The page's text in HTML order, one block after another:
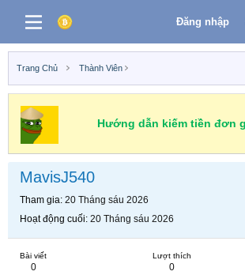
Đăng nhập
Trang Chủ Thành Viên
Hướng dẫn kiếm tiền đơn
MavisJ540
Tham gia 20 Tháng sáu 2026
Hoạt động cuối 20 Tháng sáu 2026
Bài viết
0
Lượt thích
0